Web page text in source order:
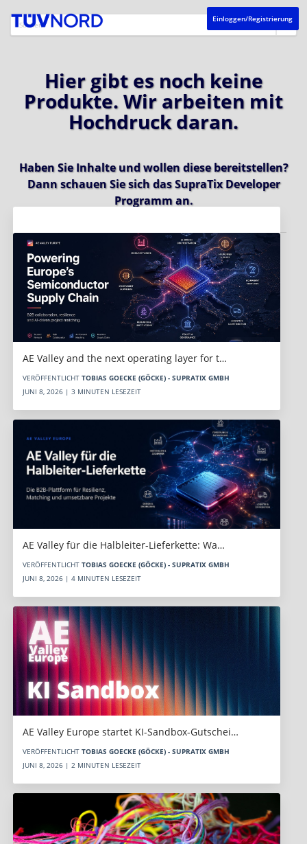
Einloggen/Registrierung
Hier gibt es noch keine
Produkte. Wir arbeiten mit
Hochdruck daran.
Haben Sie Inhalte und wollen diese bereitstellen?
Dann schauen Sie sich dasSupraTix Developer
Programman.
AE Valley and the next operating layer for t…
VERÖFFENTLICHT TOBIAS GOECKE (GÖCKE) - SUPRATIX GMBH
JUNI 8, 2026 | 3 MINUTEN LESEZEIT
AE Valley für die Halbleiter-Lieferkette: Wa…
VERÖFFENTLICHT TOBIAS GOECKE (GÖCKE) - SUPRATIX GMBH
JUNI 8, 2026 | 4 MINUTEN LESEZEIT
AE Valley Europe startet KI-Sandbox-Gutschei…
VERÖFFENTLICHT TOBIAS GOECKE (GÖCKE) - SUPRATIX GMBH
JUNI 8, 2026 | 2 MINUTEN LESEZEIT